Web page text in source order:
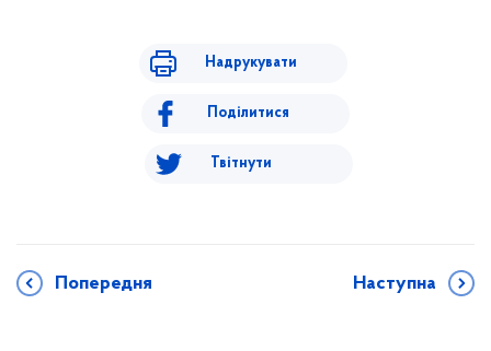
Надрукувати
Поділитися
Твітнути
Попередня Наступна